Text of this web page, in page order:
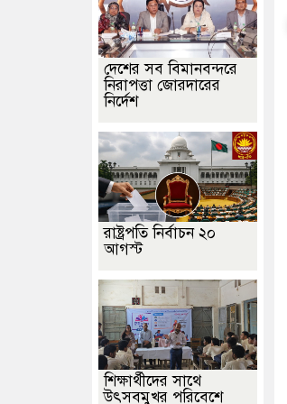
দেশের সব বিমানবন্দরে
নিরাপত্তা জোরদারের
নির্দেশ
রাষ্ট্রপতি নির্বাচন ২০
আগস্ট
শিক্ষার্থীদের সাথে
উৎসবমুখর পরিবেশে